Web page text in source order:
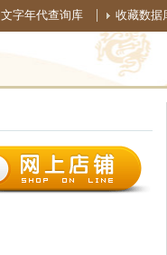
收藏数据
文字年代查询库